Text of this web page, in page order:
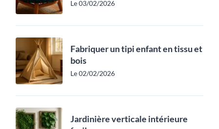
Le 03/02/2026
Fabriquer un tipi enfant en tissu et
bois
Le 02/02/2026
Jardinière verticale intérieure